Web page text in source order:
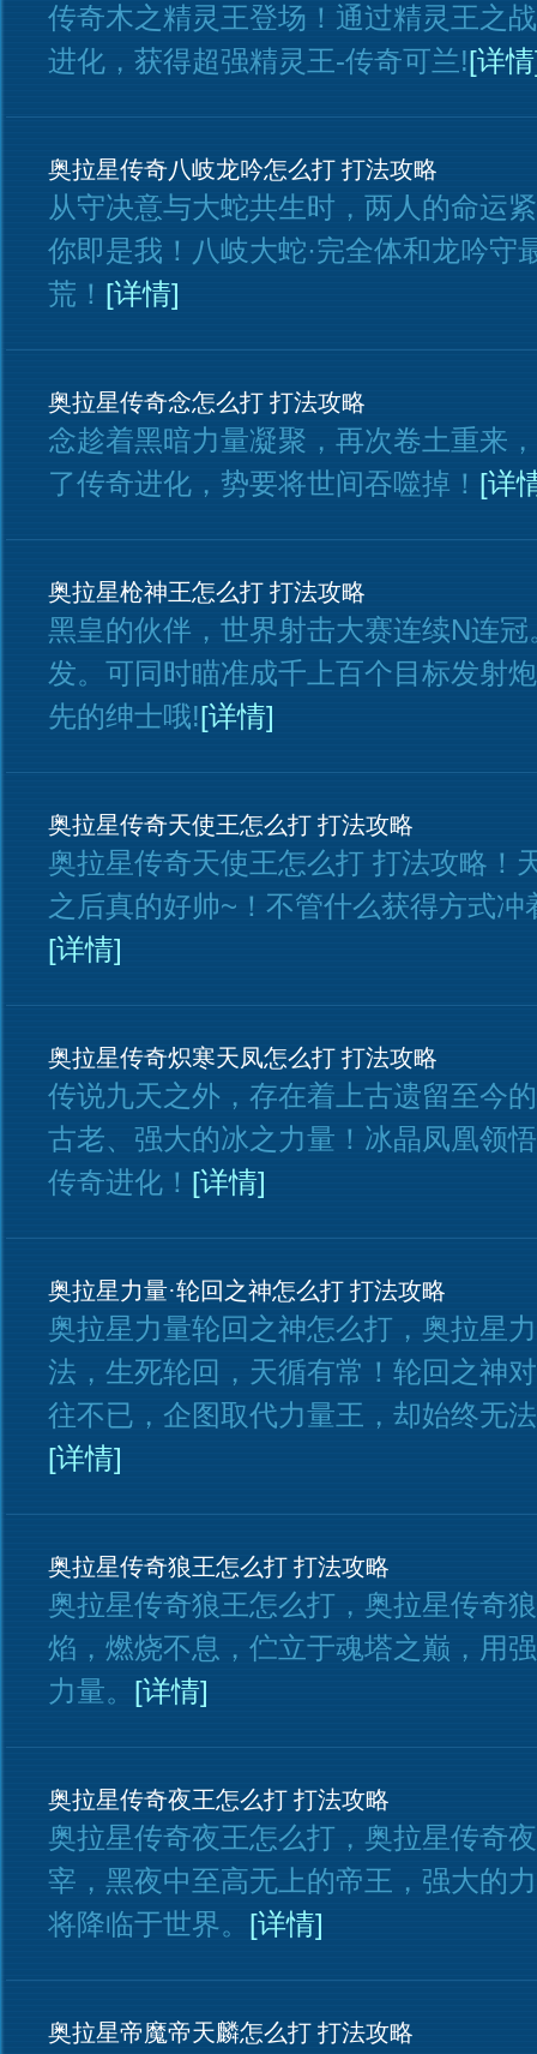
传奇木之精灵王登场！通过精灵王之
进化，获得超强精灵王-传奇可兰![详
奥拉星传奇八岐龙吟怎么打 打法攻略
从守决意与大蛇共生时，两人的命运
你即是我！八岐大蛇·完全体和龙吟守
荒！ [详情]
奥拉星传奇念怎么打 打法攻略
念趁着黑暗力量凝聚，再次卷土重来
了传奇进化，势要将世间吞噬掉！ [详
奥拉星枪神王怎么打 打法攻略
黑皇的伙伴，世界射击大赛连续N连
发。可同时瞄准成千上百个目标发射
先的绅士哦![详情]
奥拉星传奇天使王怎么打 打法攻略
奥拉星传奇天使王怎么打 打法攻略！
之后真的好帅~！不管什么获得方式
[详情]
奥拉星传奇炽寒天凤怎么打 打法攻略
传说九天之外，存在着上古遗留至今
古老、强大的冰之力量！冰晶凤凰领
传奇进化！ [详情]
奥拉星力量·轮回之神怎么打 打法攻略
奥拉星力量轮回之神怎么打，奥拉星
法，生死轮回，天循有常！轮回之神
往不已，企图取代力量王，却始终无
[详情]
奥拉星传奇狼王怎么打 打法攻略
奥拉星传奇狼王怎么打，奥拉星传奇
焰，燃烧不息，伫立于魂塔之巅，用
力量。 [详情]
奥拉星传奇夜王怎么打 打法攻略
奥拉星传奇夜王怎么打，奥拉星传奇
宰，黑夜中至高无上的帝王，强大的
将降临于世界。 [详情]
奥拉星帝魔帝天麟怎么打 打法攻略